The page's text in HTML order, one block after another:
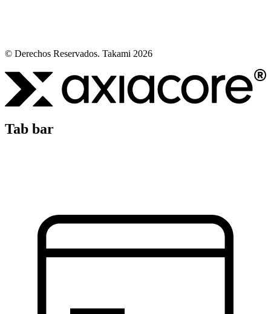
© Derechos Reservados. Takami 2026
Tab bar